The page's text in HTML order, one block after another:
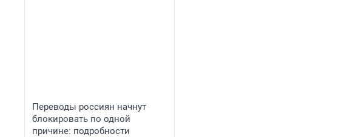
Переводы россиян начнут
блокировать по одной
причине: подробности